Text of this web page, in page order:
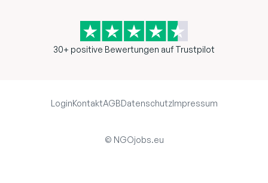
30+ positive Bewertungen auf Trustpilot
LoginKontaktAGBDatenschutzImpressum
© NGOjobs.eu